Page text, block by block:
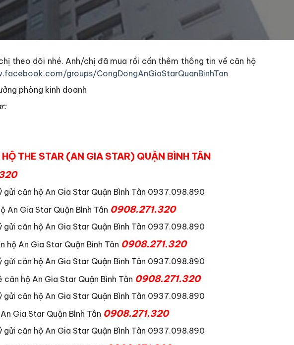
theo dõi nhé. Anh/chị đã mua rồi cần thêm thông tin về căn hộ
groups/CongDongAnGiaStarQuanBinhTan
phòng kinh doanh
THE STAR (AN GIA STAR) QUẬN BÌNH TÂN
An Gia Star Quận Bình Tân 0908.271.320
An Gia Star Quận Bình Tân 0908.271.320
hộ An Gia Star Quận Bình Tân 0908.271.320
Gia Star Quận Bình Tân 0908.271.320